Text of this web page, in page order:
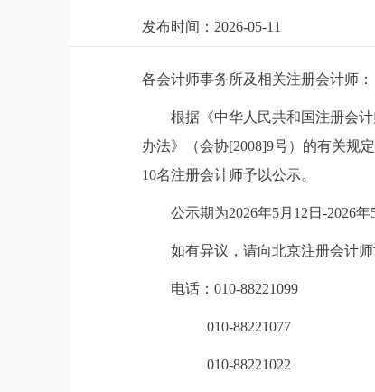
发布时间：2026-05-11
各会计师事务所及相关注册会计师：
根据《中华人民共和国注册会
办法》（会协[2008]9号）的有关规
10名注册会计师予以公示。
公示期为2026年5月12日-2026年
如有异议，请向北京注册会计
电话：010-88221099
010-88221077
010-88221022